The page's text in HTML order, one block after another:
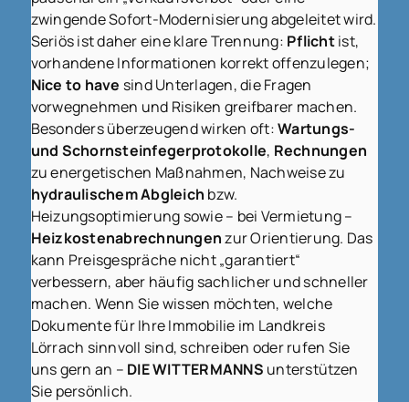
zwingende Sofort-Modernisierung abgeleitet wird.
Seriös ist daher eine klare Trennung: Pflichtist,
vorhandene Informationen korrekt offenzulegen;
Nice to have sind Unterlagen, die Fragen
vorwegnehmen und Risiken greifbarer machen.
Besonders überzeugend wirken oft:Wartungs-
und Schornsteinfegerprotokolle, Rechnungen
zu energetischen Maßnahmen, Nachweise zu
hydraulischem Abgleich bzw.
Heizungsoptimierung sowie – bei Vermietung –
Heizkostenabrechnungenzur Orientierung. Das
kann Preisgespräche nicht „garantiert“
verbessern, aber häufig sachlicher und schneller
machen. Wenn Sie wissen möchten, welche
Dokumente für Ihre Immobilie im Landkreis
Lörrach sinnvoll sind, schreiben oder rufen Sie
uns gern an – DIE WITTERMANNS unterstützen
Sie persönlich.